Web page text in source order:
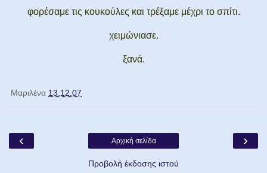
φορέσαμε τις κουκούλες και τρέξαμε μέχρι το σπίτι.
χειμώνιασε.
ξανά.
Μαριλένα 13.12.07
‹ ›
Αρχική σελίδα
Προβολή έκδοσης ιστού